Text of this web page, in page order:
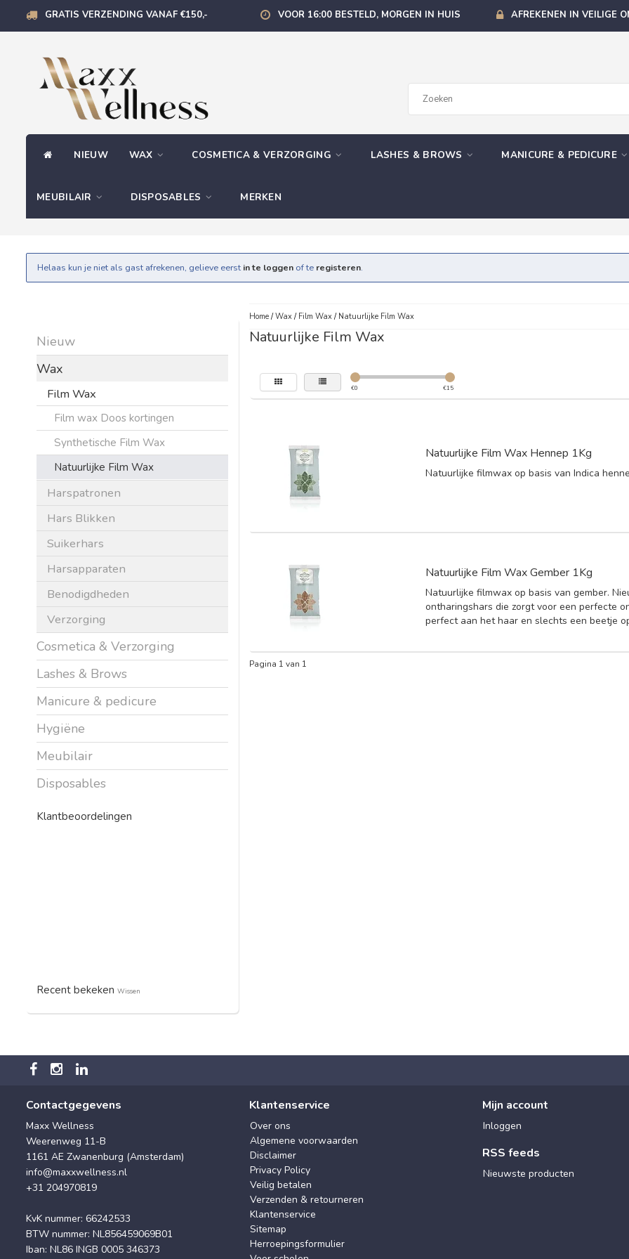
GRATIS VERZENDING VANAF €150,- VOOR 16:00 BESTELD, MORGEN IN HUIS AFREKENEN IN VEILIGE
NIEUW WAX COSMETICA & VERZORGING LASHES & BROWS MANICURE & PEDICURE
MEUBILAIR DISPOSABLES MERKEN
Helaas kun je niet als gast afrekenen, gelieve eerst in te loggen of te registeren.
Nieuw
Wax
Film Wax
Film wax Doos kortingen
Synthetische Film Wax
Natuurlijke Film Wax
Harspatronen
Hars Blikken
Suikerhars
Harsapparaten
Benodigdheden
Verzorging
Cosmetica & Verzorging
Lashes & Brows
Manicure & pedicure
Hygiëne
Meubilair
Disposables
Klantbeoordelingen
Recent bekeken Wissen
Home/Wax/ Film Wax/ Natuurlijke Film Wax
Natuurlijke Film Wax
€0 €15
Natuurlijke Film Wax Hennep 1Kg
Natuurlijke filmwax op basis van Indica
Natuurlijke Film Wax Gember 1Kg
Natuurlijke filmwax op basis van gember.
ontharingshars die zorgt voor een perfecte
perfect aan het haar en slechts een beetje
Pagina 1 van 1
Contactgegevens
Maxx Wellness
Weerenweg 11-B
1161 AE Zwanenburg (Amsterdam)
info@maxxwellness.nl
+31 204970819
KvK nummer: 66242533
BTW nummer: NL856459069B01
Iban: NL86 INGB 0005 346373
Klantenservice
Over ons
Algemene voorwaarden
Disclaimer
Privacy Policy
Veilig betalen
Verzenden & retourneren
Klantenservice
Sitemap
Herroepingsformulier
Mijn account
Inloggen
RSS feeds
Nieuwste producten